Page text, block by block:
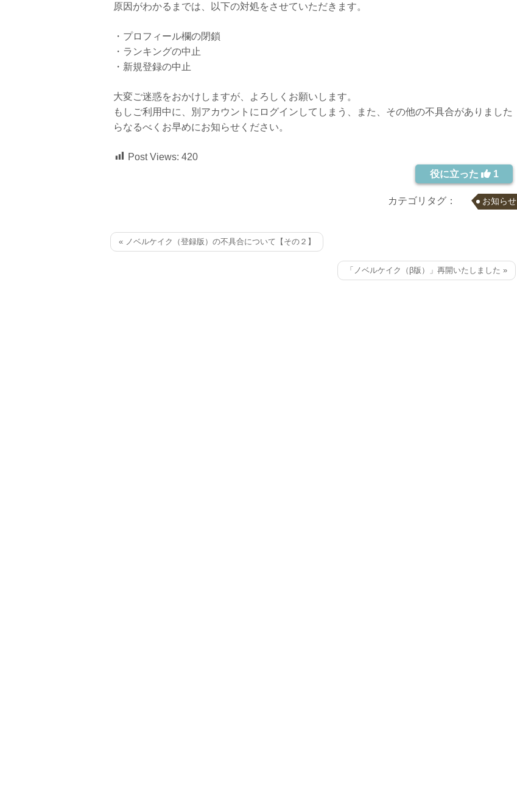
原因がわかるまでは、以下の対処をさせていただきます。
・プロフィール欄の閉鎖
・ランキングの中止
・新規登録の中止
大変ご迷惑をおかけしますが、よろしくお願いします。
もしご利用中に、別アカウントにログインしてしまう、また、その他の不具合がありました
らなるべくお早めにお知らせください。
Post Views: 420
役に立った
1
カテゴリタグ： お知らせ
« ノベルケイク（登録版）の不具合について【その２】
「ノベルケイク（β版）」再開いたしました »